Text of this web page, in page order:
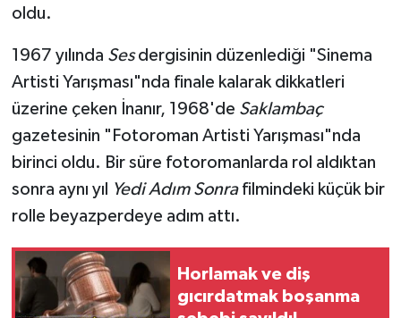
oldu.
1967 yılında Sesdergisinin düzenlediği "Sinema
Artisti Yarışması"nda finale kalarak dikkatleri
üzerine çeken İnanır, 1968'de Saklambaç
gazetesinin "Fotoroman Artisti Yarışması"nda
birinci oldu. Bir süre fotoromanlarda rol aldıktan
sonra aynı yıl Yedi Adım Sonrafilmindeki küçük bir
rolle beyazperdeye adım attı.
Horlamak ve diş
gıcırdatmak boşanma
Spor
Ulusal
Yaşam